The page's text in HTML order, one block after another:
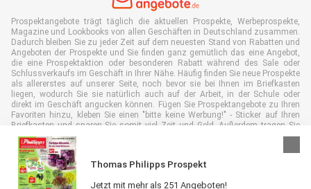
Thomas Philipps Prospekt
Jetzt mit mehr als 251 Angeboten!
Prospektangebote trägt täglich die aktuellen Prospekte, Werbeprospekte,
Magazine und Lookbooks von allen Geschäften in Deutschland zusammen.
Dadurch bleiben Sie zu jeder Zeit auf dem neuesten Stand von Rabatten und
Angeboten der Prospekte und Sie finden ganz gemütlich das eine Angebot,
die eine Prospektaktion oder besonderen Rabatt während des Sale oder
Schlussverkaufs im Geschäft in Ihrer Nähe. Häufig finden Sie neue Prospekte
als allererstes auf unserer Seite, noch bevor sie bei Ihnen im Briefkasten
liegen, wodurch Sie sie natürlich auch auf der Arbeit, in der Schule oder
direkt im Geschäft angucken können. Fügen Sie Prospektangebote zu Ihren
Favoriten hinzu, kleben Sie einen "bitte keine Werbung!" - Sticker auf Ihren
Briefkasten und sparen Sie somit viel Zeit und Geld. Außerdem tragen Sie
damit auch aktiv zur Papiermüll Reduktion bei, was gut für unsere Umwelt
ist.